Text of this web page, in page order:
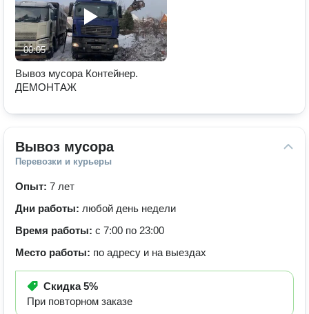
00:05
Вывоз мусора Контейнер.
ДЕМОНТАЖ
Вывоз мусора
Перевозки и курьеры
Опыт: 7 лет
Дни работы: любой день недели
Время работы: с 7:00 по 23:00
Место работы: по адресу и на выездах
Скидка5%
При повторном заказе